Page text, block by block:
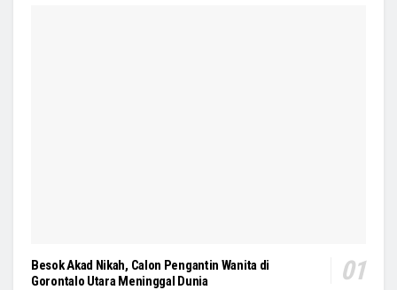
Besok Akad Nikah, Calon Pengantin Wanita di
Gorontalo Utara Meninggal Dunia